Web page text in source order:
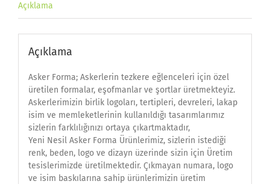
Açıklama
Açıklama
Asker Forma; Askerlerin tezkere eğlenceleri için özel
üretilen formalar, eşofmanlar ve şortlar üretmekteyiz.
Askerlerimizin birlik logoları, tertipleri, devreleri, lakap
isim ve memleketlerinin kullanıldığı tasarımlarımız
sizlerin farklılığınızı ortaya çıkartmaktadır,
Yeni Nesil Asker Forma Ürünlerimiz, sizlerin istediği
renk, beden, logo ve dizayn üzerinde sizin için Üretim
tesislerimizde üretilmektedir. Çıkmayan numara, logo
ve isim baskılarına sahip ürünlerimizin üretim